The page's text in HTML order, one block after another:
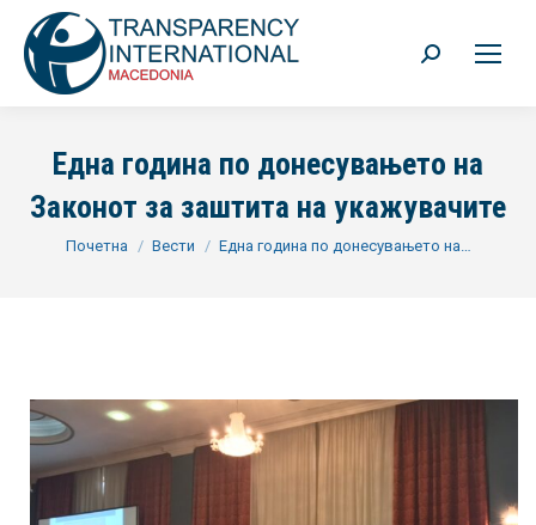
Search:
Една година по донесувањето на
Законот за заштита на укажувачите
You are here:
Почетна Вести Една година по донесувањето на…